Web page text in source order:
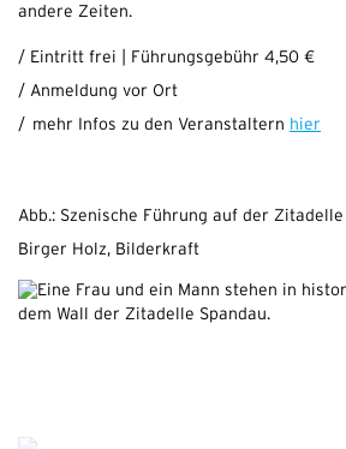
andere Zeiten.
/ Eintritt frei | Führungsgebühr 4,50 €
/ Anmeldung vor Ort
/ mehr Infos zu den Veranstaltern hier
Abb.: Szenische Führung auf der
Birger Holz, Bilderkraft